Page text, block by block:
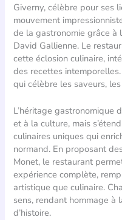
Giverny, célèbre pour ses
mouvement
de la gastronomie grâce à
David Gallienne. Le
cette éclosion culinaire,
des recettes
qui célèbre les saveurs,
L’héritage gastronomique
et à la culture, mais
culinaires uniques qui
normand. En proposant
Monet, le restaurant
expérience complète,
artistique que culinaire.
sens, rendant hommage à
d’histoire.